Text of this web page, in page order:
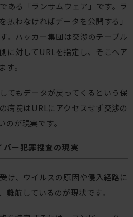
ある「ランサムウェア」です。ラ
払わなければデータを公開する」
。ハッカー集団は交渉のテーブル
に対してURLを指定し、そこへア
す。
てもデータが戻ってくるという保
病院はURLにアクセスせず交渉の
のが現実です。
ー犯罪捜査の現実
け、ウイルスの原因や侵入経路に
難航しているのが現状です。